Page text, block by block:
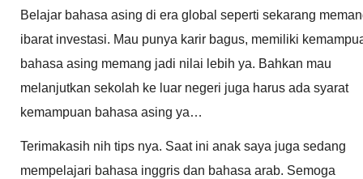
Belajar bahasa asing di era global seperti sekarang
ibarat investasi. Mau punya karir bagus, memiliki
bahasa asing memang jadi nilai lebih ya. Bahkan mau
melanjutkan sekolah ke luar negeri juga harus ada syarat
kemampuan bahasa asing ya…
Terimakasih nih tips nya. Saat ini anak saya juga sedang
mempelajari bahasa inggris dan bahasa arab. Semoga